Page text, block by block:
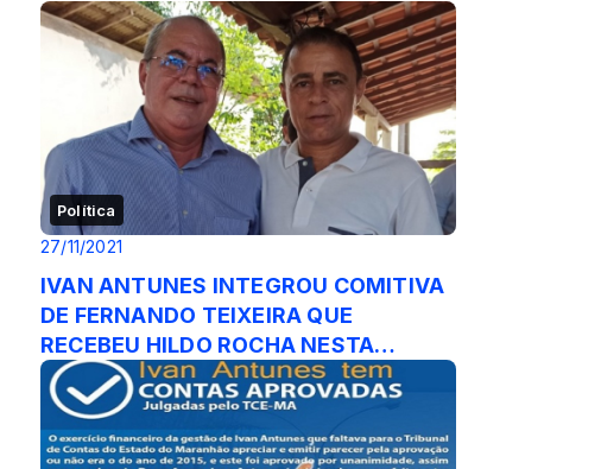
Política
27/11/2021
IVAN ANTUNES INTEGROU COMITIVA
DE FERNANDO TEIXEIRA QUE
RECEBEU HILDO ROCHA NESTA
SEXTA, 26/11/2021